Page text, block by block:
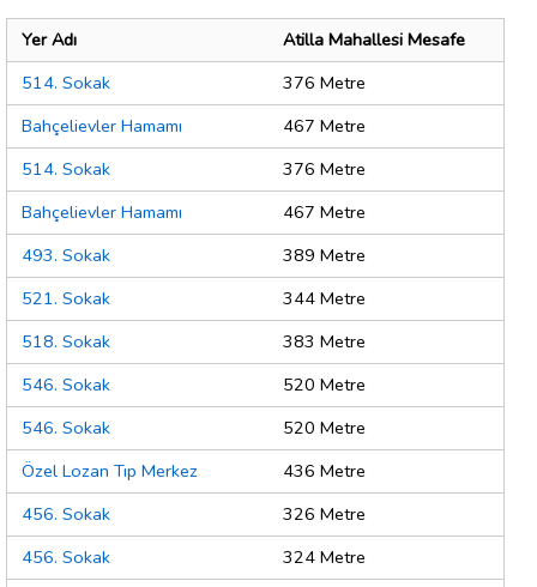
Yer Adı
Atilla Mahallesi Mesafe
514. Sokak
376 Metre
Bahçelievler Hamamı
467 Metre
514. Sokak
376 Metre
Bahçelievler Hamamı
467 Metre
493. Sokak
389 Metre
521. Sokak
344 Metre
518. Sokak
383 Metre
546. Sokak
520 Metre
546. Sokak
520 Metre
Özel Lozan Tıp Merkez
436 Metre
456. Sokak
326 Metre
456. Sokak
324 Metre